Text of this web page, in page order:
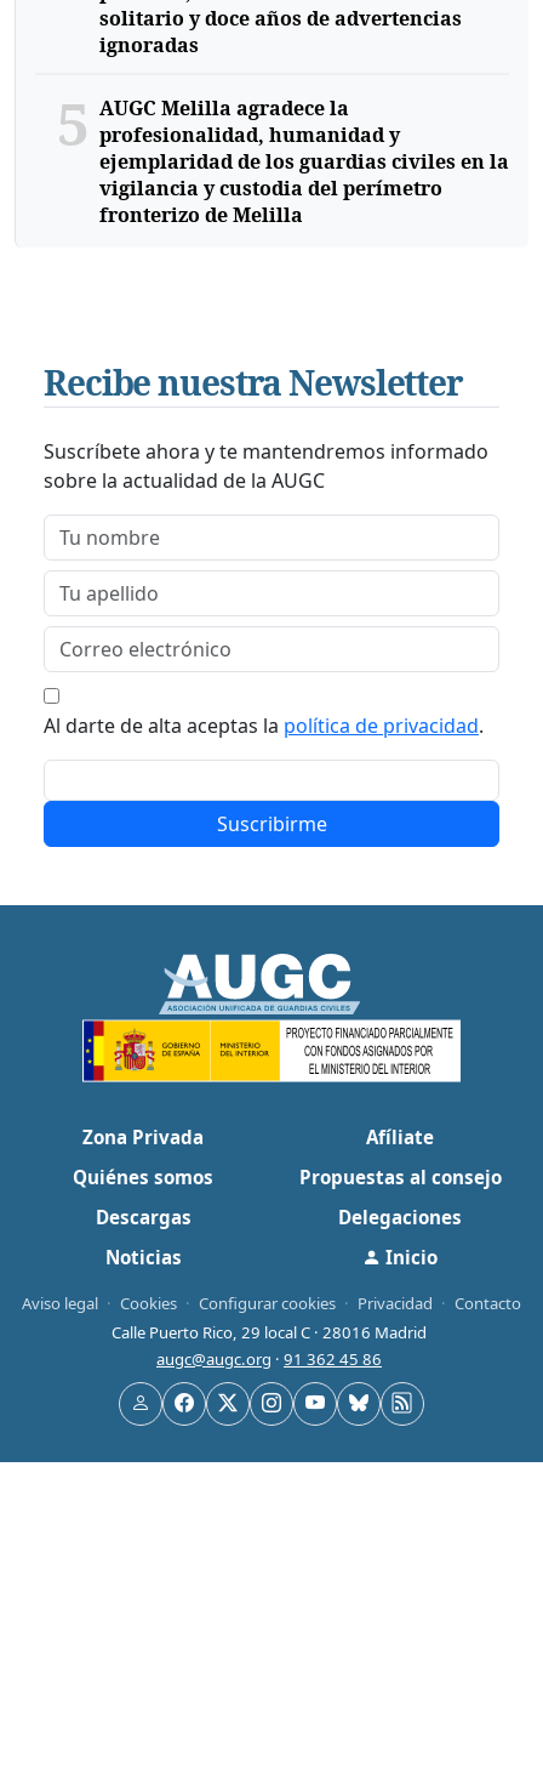
solitario y doce años de advertencias
ignoradas
5 AUGC Melilla agradece la
profesionalidad, humanidad y
ejemplaridad de los guardias civiles en la
vigilancia y custodia del perímetro
fronterizo de Melilla
Recibe nuestra Newsletter
Suscríbete ahora y te mantendremos informado
sobre la actualidad de la AUGC
Al darte de alta aceptas la política de privacidad.
Suscribirme
Zona Privada
Afíliate
Quiénes somos
Propuestas al consejo
Descargas
Delegaciones
Noticias
Inicio
Aviso legal · Cookies · Configurar cookies · Privacidad · Contacto
Calle Puerto Rico, 29 local C · 28016 Madrid
augc@augc.org · 91 362 45 86
UsuarioFacebook
X Instagram
YouTube
Bluesky
RSS